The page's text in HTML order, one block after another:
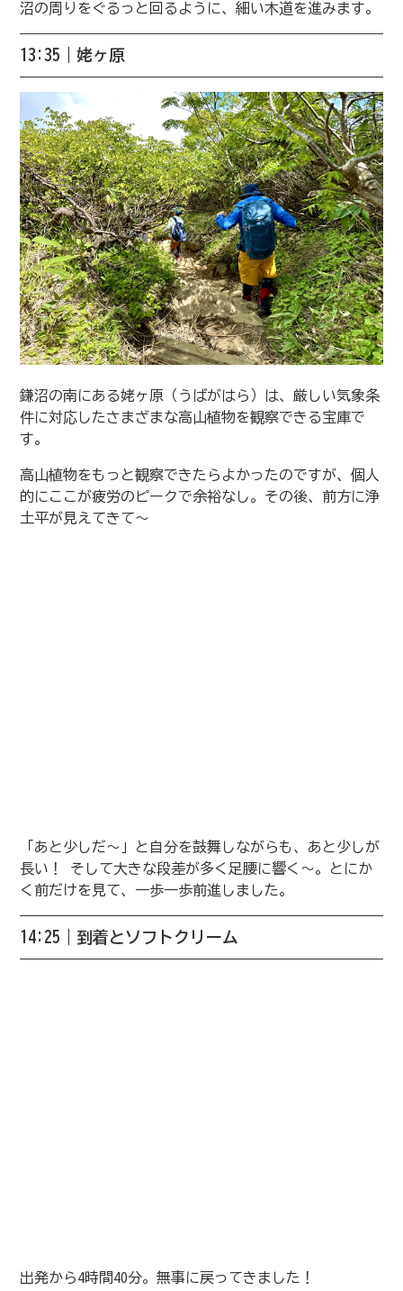
沼の周りをぐるっと回るように、細い木道を進みます。
13:35｜姥ヶ原
鎌沼の南にある姥ヶ原（うばがはら）は、厳しい気象条
件に対応したさまざまな高山植物を観察できる宝庫で
す。
高山植物をもっと観察できたらよかったのですが、個人
的にここが疲労のピークで余裕なし。その後、前方に浄
土平が見えてきて〜
「あと少しだ〜」と自分を鼓舞しながらも、あと少しが
長い！ そして大きな段差が多く足腰に響く〜。とにか
く前だけを見て、一歩一歩前進しました。
14:25｜到着とソフトクリーム
出発から4時間40分。無事に戻ってきました！